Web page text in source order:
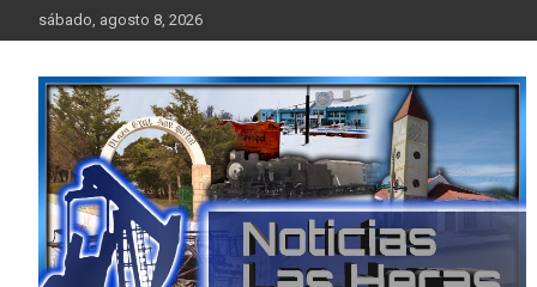
to
sábado, agosto 8, 2026